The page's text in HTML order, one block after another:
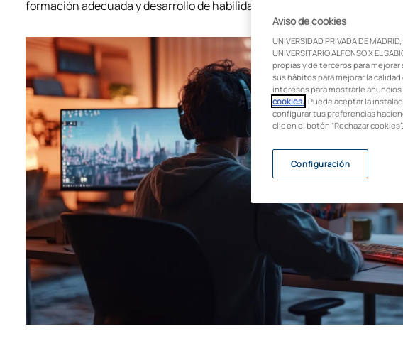
formación adecuada y desarrollo de habilidades específicas. ¡Te
Aviso de cookies
UNIVERSIDAD PRIVADA DE
UNIVERSITARIO ALFONSO X EL
propias y de terceros para
sus hábitos para mejorar la
intereses para mostrarle
cookies. . Puede aceptar la
configurar tus preferencias
clic en el botón “Rechazar cookies”.
Configuración